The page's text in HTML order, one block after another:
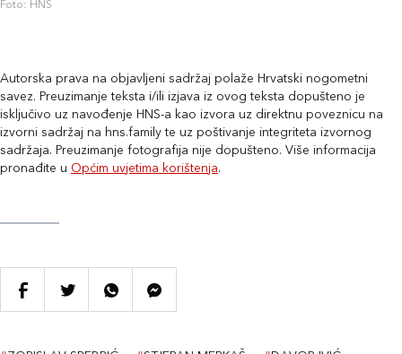
Foto: HNS
Autorska prava na objavljeni sadržaj polaže Hrvatski nogometni
savez. Preuzimanje teksta i/ili izjava iz ovog teksta dopušteno je
isključivo uz navođenje HNS-a kao izvora uz direktnu poveznicu na
izvorni sadržaj na hns.family te uz poštivanje integriteta izvornog
sadržaja. Preuzimanje fotografija nije dopušteno. Više informacija
pronađite u Općim uvjetima korištenja.